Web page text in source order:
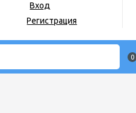
Вход
Регистрация
0